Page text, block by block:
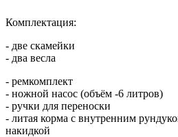
Комплектация:
- две скамейки
- два весла
- ремкомплект
- ножной насос (объём -6 литров)
- ручки для переноски
- литая корма с внутренним
накидкой